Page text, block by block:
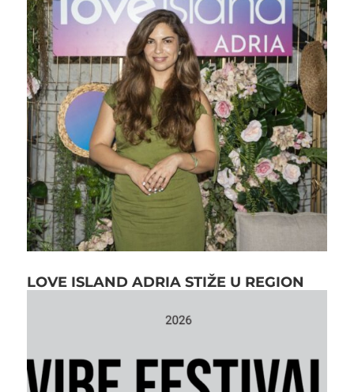
LOVE ISLAND ADRIA STIŽE U REGION